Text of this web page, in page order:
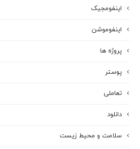
اینفومجیک
اینفوموشن
پروژه ها
پوستر
تعاملی
دانلود
سلامت و محیط زیست